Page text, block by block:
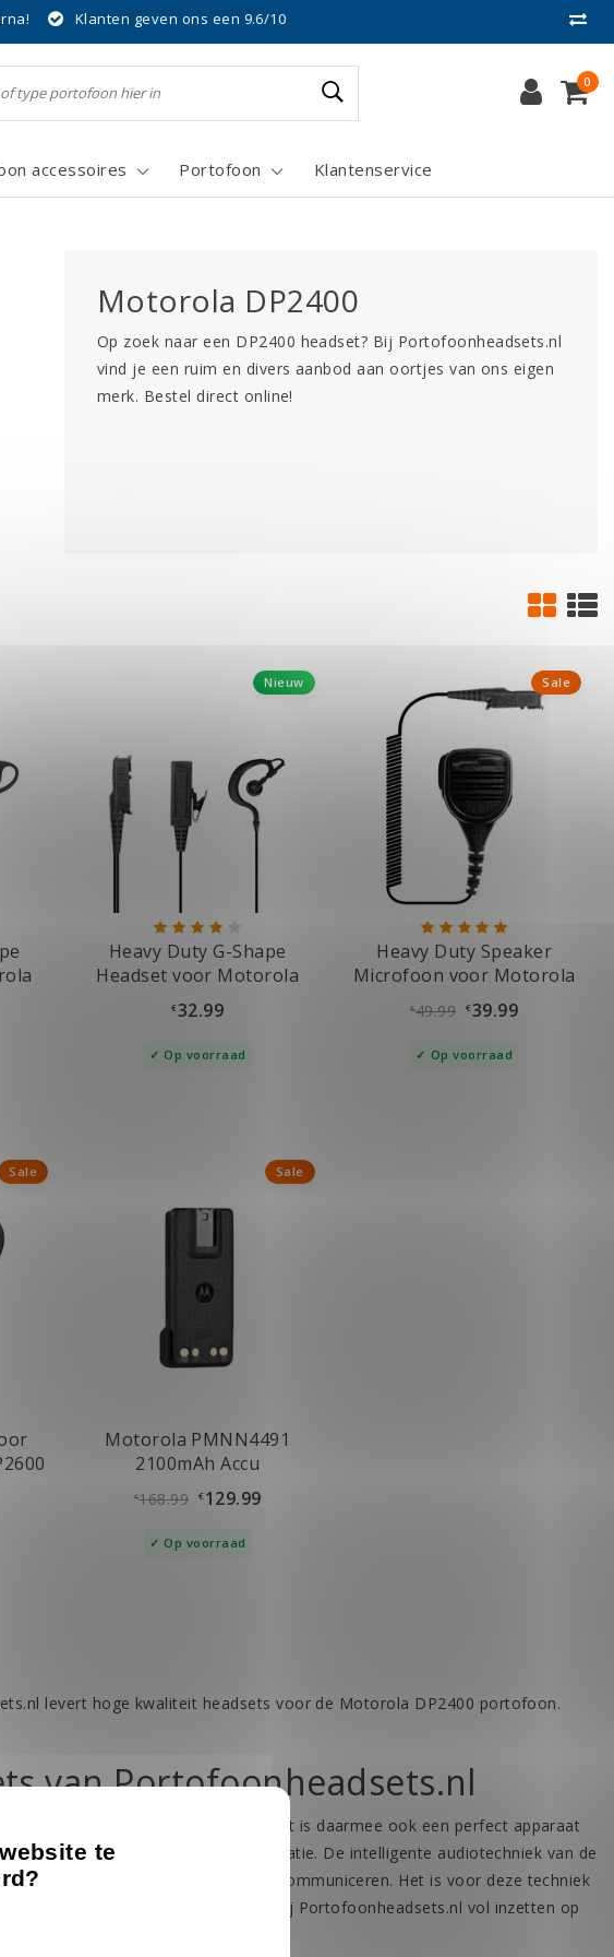
Klanten geven ons een 9.6/10
0
accessoires Portofoon Klantenservice
Motorola DP2400
Op zoek naar een DP2400 headset? Bij Portofoonheadsets.nl
vind je een ruim en divers aanbod aan oortjes van ons eigen
merk. Bestel direct online!
Nieuw
Heavy Duty G-Shape
Headset voor Motorola
DP2400, DP2600
€32.99
Op voorraad
Sale
Heavy Duty Speaker
Microfoon voor Motorola
DP2400, DP2600
€49.99 €39.99
Op voorraad
Sale Sale
Motorola PMNN4491
2100mAh Accu
€168.99 €129.99
Op voorraad
levert hoge kwaliteit headsets voor de Motorola DP2400 portofoon.
van Portofoonheadsets.nl
een analoge als digitale modus. Het is daarmee ook een perfect apparaat
en -processen binnen de organisatie. De intelligente audiotechniek van de
toch redelijk goed te kunnen communiceren. Het is voor deze techniek
als een headset. Vandaar dat we bij Portofoonheadsets.nl vol inzetten op
headset.
te